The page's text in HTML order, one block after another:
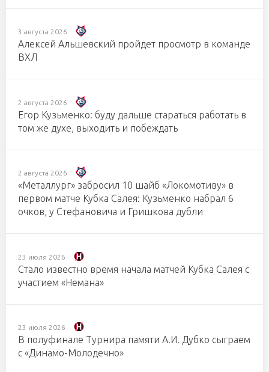
3 августа 2026
Алексей Альшевский пройдет просмотр в команде
ВХЛ
2 августа 2026
Егор Кузьменко: буду дальше стараться работать в
том же духе, выходить и побеждать
2 августа 2026
«Металлург» забросил 10 шайб «Локомотиву» в
первом матче Кубка Салея: Кузьменко набрал 6
очков, у Стефановича и Гришкова дубли
23 июля 2026
Стало известно время начала матчей Кубка Салея с
участием «Немана»
23 июля 2026
В полуфинале Турнира памяти А.И. Дубко сыграем
с «Динамо-Молодечно»